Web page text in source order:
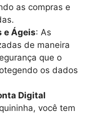
as compras e
e Ágeis: As
de maneira
que o
os dados
Digital
você tem